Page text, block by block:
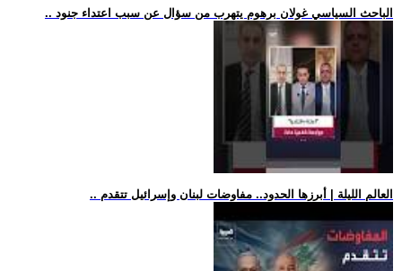
.. الباحث السياسي غولان برهوم يتهرب من سؤال عن سبب اعتداء جنود
.. العالم الليلة | أبرزها الحدود.. مفاوضات لبنان وإسرائيل تتقدم